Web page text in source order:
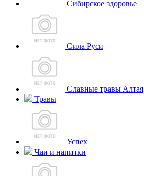
Сибирское здоровье
Сила Руси
Славные травы Алтая
Травы
Успех
Чаи и напитки